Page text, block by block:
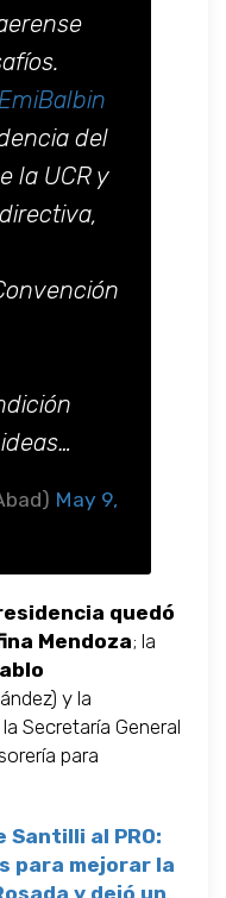
del
la UCR y
May 9,
quedó
Mendoza; la
y la
la Secretaría General
para
Santilli al PRO:
para mejorar la